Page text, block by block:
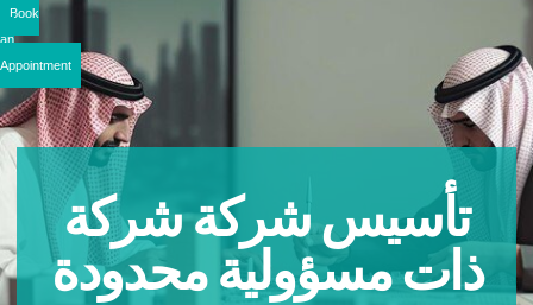
Book
an
Appointment
تأسيس شركة شركة
ذات مسؤولية محدودة